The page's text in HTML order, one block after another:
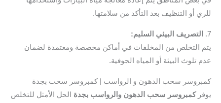
أو التنظيف بعد التأكد من سلامتها.
البيئي السليم:
التخلص من المخلفات في أماكن مخصصة ومعتمدة لضمان
تلوث البيئة أو المياه الجوفية.
سحب الدهون و الرواسب | كمبروسر سحب بجدة
كمبروسر سحب الدهون والرواسب بجدةالحل الأمثل للتخلص